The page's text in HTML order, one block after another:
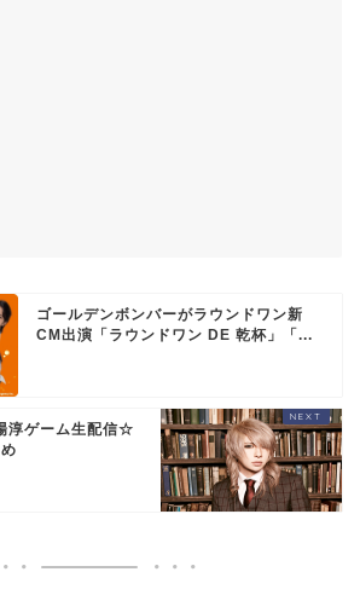
ゴールデンボンバーがラウンドワン新
CM出演「ラウンドワン DE 乾杯」「...
淳ゲーム生配信☆